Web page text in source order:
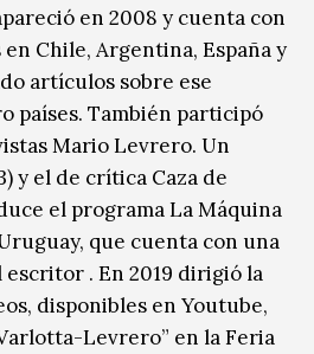
en 2008 y cuenta con
Chile, Argentina, España y
artículos sobre ese
países. También participó
Mario Levrero. Un
y el de crítica Caza de
el programa La Máquina
que cuenta con una
escritor . En 2019 dirigió la
disponibles en Youtube,
Levrero” en la Feria